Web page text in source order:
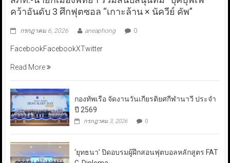
คว้าอันดับ 3 ศึกฟุตซอล “เกาะล้าน × นัควีย์ คัพ”
กรกฎาคม 6, 2026 aneaphong 0
FacebookFacebookXTwitter
Read More
กองทัพเรือ จัดงานวันเกียรติยศกีฬานาวี ประจำ
ปี 2569
กรกฎาคม 3, 2026 0
‘ยุทธนา’ ปิดอบรมผู้ฝึกสอนฟุตบอลหลักสูตร FAT